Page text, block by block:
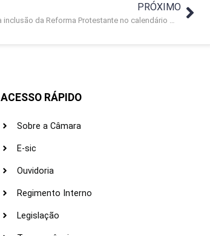
PRÓXIMO
ACESSO RÁPIDO
Sobre a Câmara
E-sic
Ouvidoria
Regimento Interno
Legislação